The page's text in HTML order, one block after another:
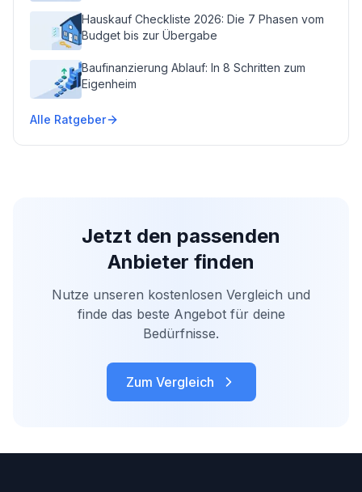
Hauskauf Checkliste 2026: Die 7 Phasen vom
Budget bis zur Übergabe
Baufinanzierung Ablauf: In 8 Schritten zum
Eigenheim
Alle Ratgeber
Jetzt den passenden
Anbieter finden
Nutze unseren kostenlosen Vergleich und
finde das beste Angebot für deine
Bedürfnisse.
Zum Vergleich